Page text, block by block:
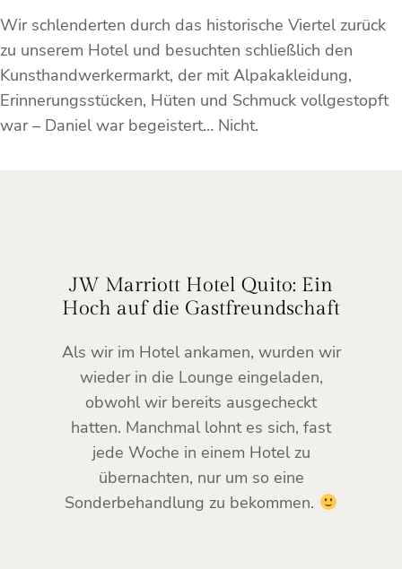
Wir schlenderten durch das historische Viertel zurück
zu unserem Hotel und besuchten schließlich den
Kunsthandwerkermarkt, der mit Alpakakleidung,
Erinnerungsstücken, Hüten und Schmuck vollgestopft
war – Daniel war begeistert… Nicht.
JW Marriott Hotel Quito: Ein
Hoch auf die Gastfreundschaft
Als wir im Hotel ankamen, wurden wir
wieder in die Lounge eingeladen,
obwohl wir bereits ausgecheckt
hatten. Manchmal lohnt es sich, fast
jede Woche in einem Hotel zu
übernachten, nur um so eine
Sonderbehandlung zu bekommen.